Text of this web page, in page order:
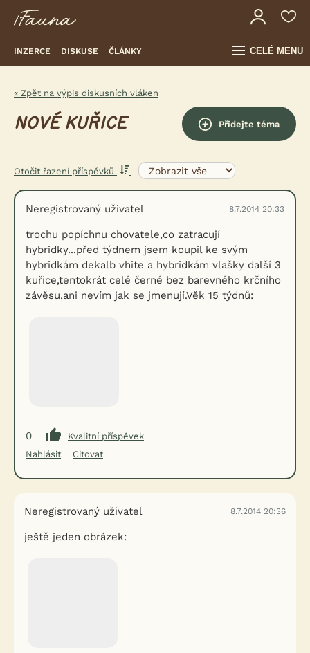
INZERCE DISKUSE ČLÁNKY CELÉ MENU
« Zpět na výpis diskusních vláken
NOVÉ KUŘICE Přidejte téma
Otočit řazení příspěvků
Neregistrovaný uživatel 8.7.2014 20:33
trochu popíchnu chovatele,co zatracují
hybridky...před týdnem jsem koupil ke svým
hybridkám dekalb vhite a hybridkám vlašky další 3
kuřice,tentokrát celé černé bez barevného krčního
závěsu,ani nevím jak se jmenují.Věk 15 týdnů:
0
Kvalitní příspěvek
Nahlásit
Citovat
Neregistrovaný uživatel 8.7.2014 20:36
ještě jeden obrázek: